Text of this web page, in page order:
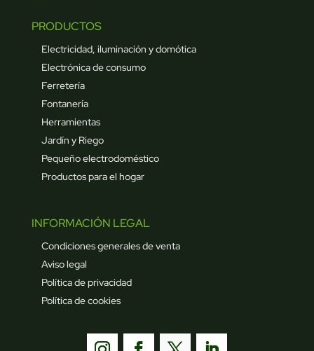
PRODUCTOS
Electricidad, iluminación y domótica
Electrónica de consumo
Ferretería
Fontanería
Herramientas
Jardín y Riego
Pequeño electrodoméstico
Productos para el hogar
INFORMACIÓN LEGAL
Condiciones generales de venta
Aviso legal
Política de privacidad
Política de cookies